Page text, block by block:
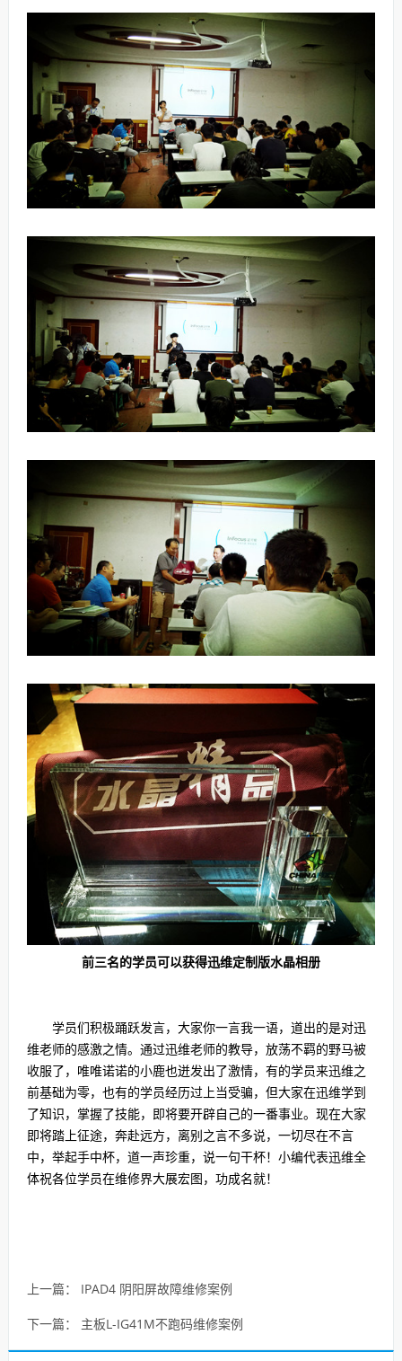
前三名的学员可以获得迅维定制版水晶相册
学员们积极踊跃发言，大家你一言我一语，道出的是对迅
维老师的感激之情。通过迅维老师的教导，放荡不羁的野马被
收服了，唯唯诺诺的小鹿也迸发出了激情，有的学员来迅维之
前基础为零，也有的学员经历过上当受骗，但大家在迅维学到
了知识，掌握了技能，即将要开辟自己的一番事业。现在大家
即将踏上征途，奔赴远方，离别之言不多说，一切尽在不言
中，举起手中杯，道一声珍重，说一句干杯！小编代表迅维全
体祝各位学员在维修界大展宏图，功成名就！
上一篇： IPAD4 阴阳屏故障维修案例
下一篇： 主板L-IG41M不跑码维修案例